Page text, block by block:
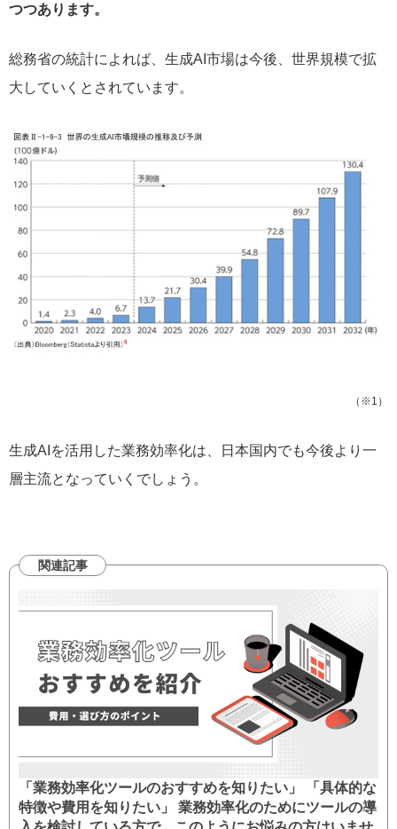
つつあります。
総務省の統計によれば、生成AI市場は今後、世界規模で拡
大していくとされています。
（※1）
生成AIを活用した業務効率化は、日本国内でも今後より一
層主流となっていくでしょう。
関連記事
「業務効率化ツールのおすすめを知りたい」 「具体的な
特徴や費用を知りたい」 業務効率化のためにツールの導